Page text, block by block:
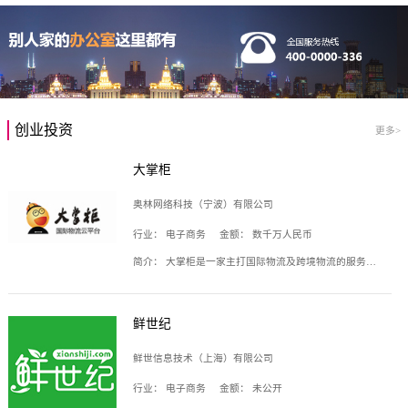
创业投资 更多>
大掌柜
奥林网络科技（宁波）有限公司
行业： 电子商务 金额： 数千万人民币
简介： 大掌柜是一家主打国际物流及跨境物流的服务云平台，致力于帮助全球国际物流企业在互联网上建立自己的平台，核心产品包括运价通、生意通、业务通、订舱通、招财通等，奥林网络科技（宁波）有限公司旗下产品。
鲜世纪
鲜世信息技术（上海）有限公司
行业： 电子商务 金额： 未公开